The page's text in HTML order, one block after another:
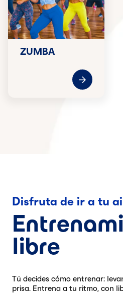
ZUMBA
Disfruta de ir a tu
libre
Tú decides cómo entrenar:
prisa. Entrena a tu ritmo, con